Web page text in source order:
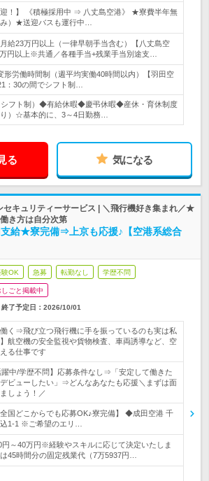
迎！】 《積極採用中 ⇒ 八丈島空港》 ★寮費半年無
）★送迎バスも運行中…
月給23万円以上（一律早朝手当含む）【八丈島空
円以上※共通／各種手当+残業手当別途支…
形労働時間制（週平均実働40時間以内）【羽田空
：30の間でシフト制…
フト制）◆有給休暇◆慶弔休暇◆産休・育休制度
り）☆基本的に、3～4日勤務…
る 気になる
セキュリティーサービス | ＼飛行機好き集まれ／★
き方は自分次第
給★寮完備⇒上京も応援♪【空港系総合
OK 急募 転勤なし 学歴不問
ごと掲載中
終了予定日： 2026/10/01
働く⇒飛び立つ飛行機に手を振っているのも実は私
航空機の安全監視や貨物検査、車両誘導など、空
る仕事です
躍中/学歴不問】応募条件なし⇒「安定して働きた
ビューしたい」⇒どんなあなたも応援＼まずは面
しょう！／
全国どこからでも応募OK♪寮完備】 ◆成田空港 千
1-1 ※ご希望のエリ…
円～40万円※経験やスキルに応じて決定いたしま
45時間分の固定残業代（7万5937円…